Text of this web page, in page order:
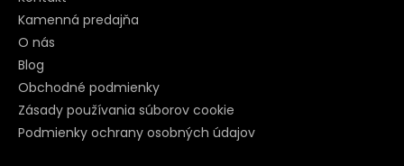
Kamenná predajňa
O nás
Blog
Obchodné podmienky
Zásady používania súborov cookie
Podmienky ochrany osobných údajov